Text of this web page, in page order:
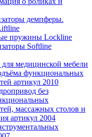
демпферы.
пружины Lockline
Softline
медицинской мебели
функциональных
артикул 2010
без
массажных столов и
артикул 2004